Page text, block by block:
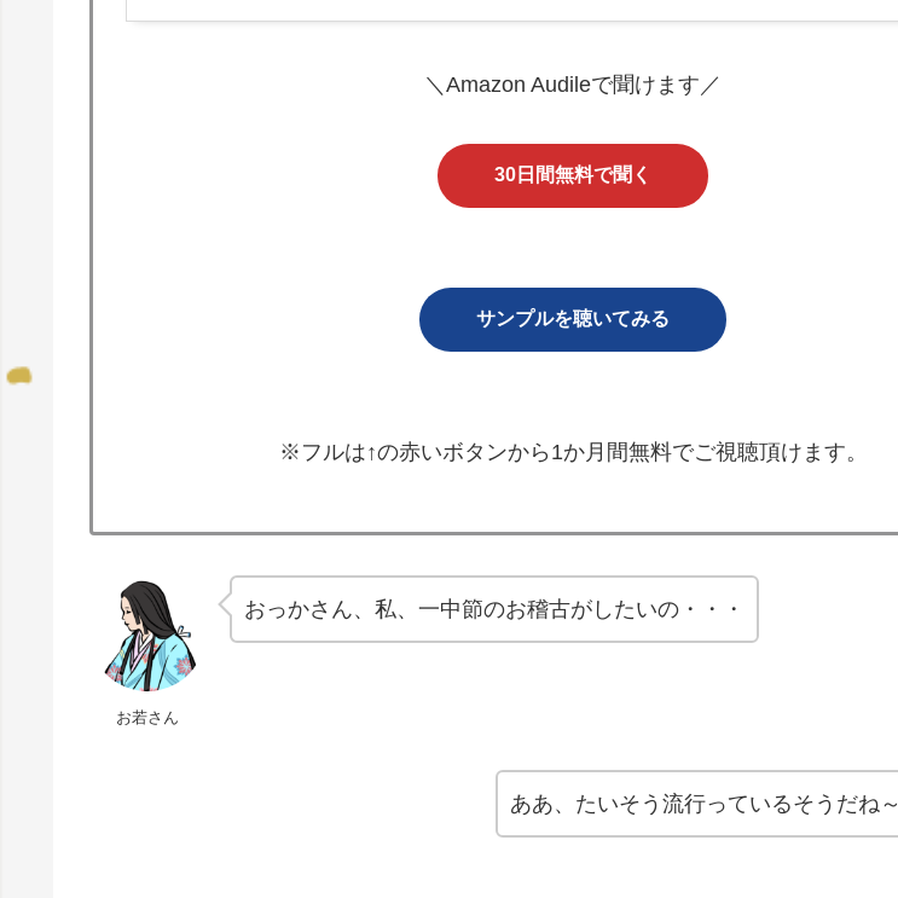
＼Amazon Audileで聞けます／
30日間無料で聞く
サンプルを聴いてみる
※フルは↑の赤いボタンから1か月間無料でご視聴頂けます。
お若さん
おっかさん、私、一中節のお稽古がしたいの・・・
ああ、たいそう流行っているそうだね～